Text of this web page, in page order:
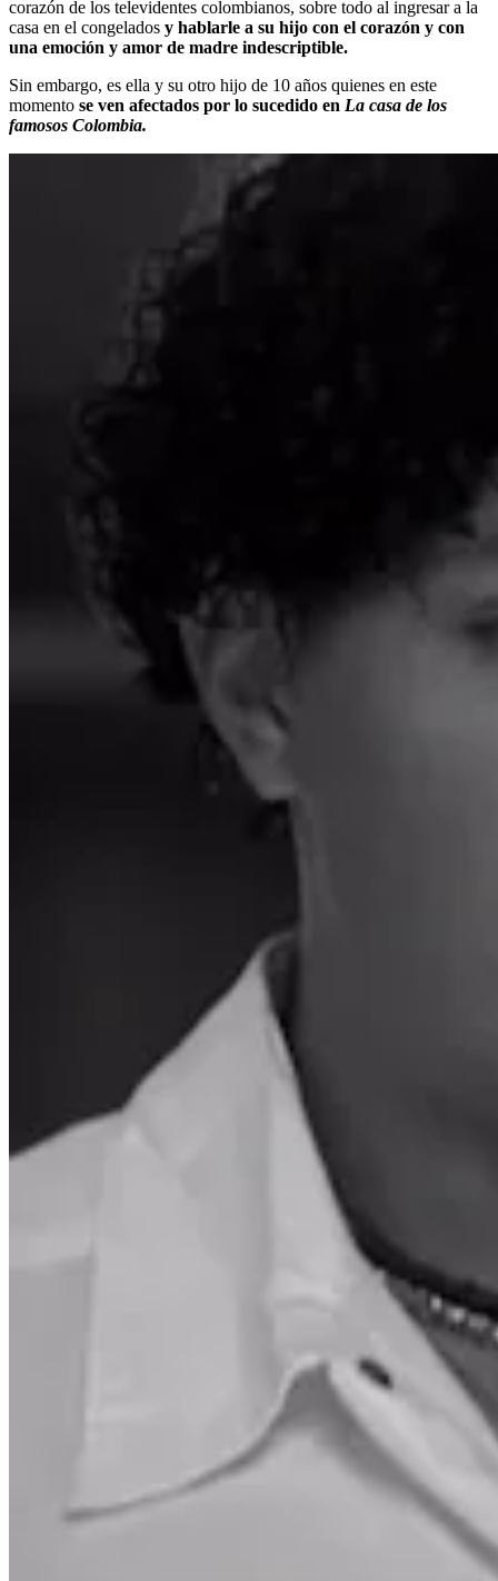
corazón de los televidentes colombianos, sobre todo al ingresar a la
casa en el congelados y hablarle a su hijo con el corazón y con
una emoción y amor de madre indescriptible.
Sin embargo, es ella y su otro hijo de 10 años quienes en este
momento se ven afectados por lo sucedido en La casa de los
famosos Colombia.